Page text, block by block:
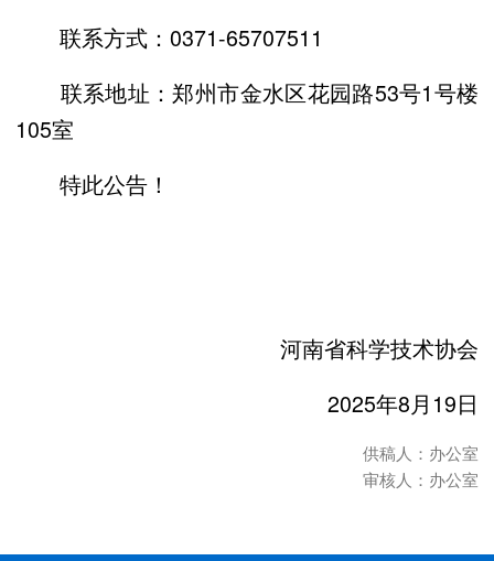
联系方式：0371-65707511
联系地址：郑州市金水区花园路53号1号楼
105室
特此公告！
河南省科学技术协会
2025年8月19日
供稿人：办公室
审核人：办公室